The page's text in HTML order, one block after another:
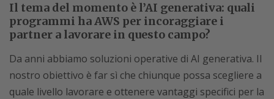
Il tema del momento è l’AI generativa: quali
programmi ha AWS per incoraggiare i
partner a lavorare in questo campo?
Da anni abbiamo soluzioni operative di AI generativa. Il
nostro obiettivo è far sì che chiunque possa scegliere a
quale livello lavorare e ottenere vantaggi specifici per la